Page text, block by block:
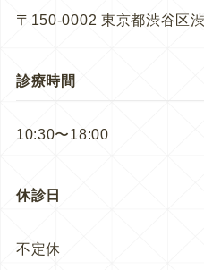
〒150-0002 東京都渋谷区
診療時間
10:30〜18:00
休診日
不定休